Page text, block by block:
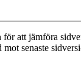
att jämföra
mot senaste